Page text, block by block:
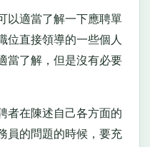
適當了解一下應聘單
位直接領導的一些個人
當了解，但是沒有必要
在陳述自己各方面的
員的問題的時候，要充